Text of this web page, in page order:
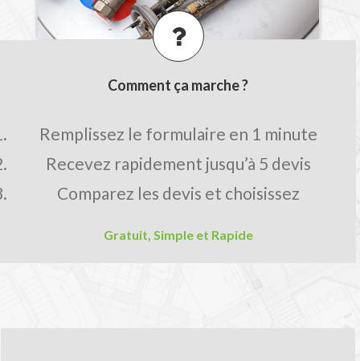
Comment ça marche ?
Remplissez le formulaire en 1 minute
Recevez rapidement jusqu’à 5 devis
Comparez les devis et choisissez
Gratuit, Simple et Rapide